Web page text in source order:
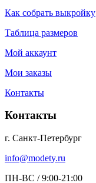
Как собрать выкройку
Таблица размеров
Мой аккаунт
Мои заказы
Контакты
Контакты
г. Санкт-Петербург
info@modety.ru
ПН-ВС / 9:00-21:00